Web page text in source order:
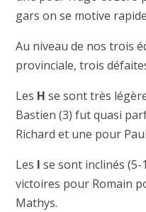
gars on se motive
Au niveau de nos trois
provinciale, trois
Les H se sont très
Bastien (3) fut quasi
Richard et une pour
Les I se sont inclinés (5-
victoires pour Romain
Mathys.